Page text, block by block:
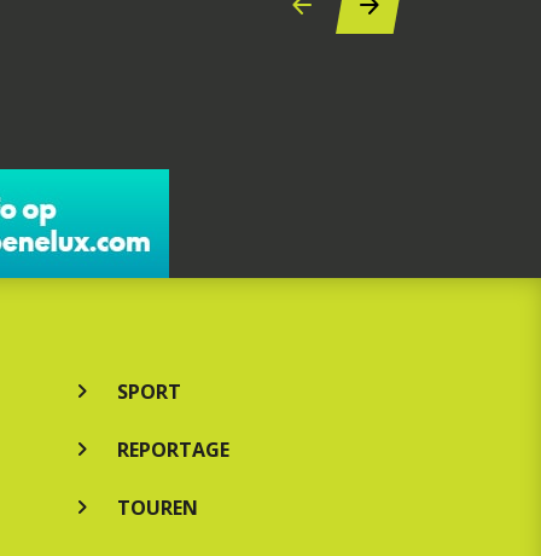
SPORT
REPORTAGE
TOUREN